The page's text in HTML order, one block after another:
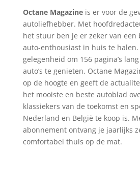
Octane Magazineis er voor de
autoliefhebber. Met
het stuur ben je er zeker van een
auto-enthousiast in huis te
gelegenheid om 156 pagina’s
auto’s te genieten. Octane
op de hoogte en geeft de
het mooiste en beste autoblad
klassiekers van de toekomst en
Nederland en België te koop is.
abonnement ontvang je jaarlijks
comfortabel thuis op de mat.